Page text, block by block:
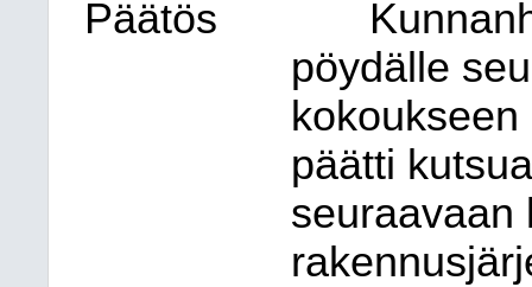
Päätös
pöydälle
päätti
seuraavaan